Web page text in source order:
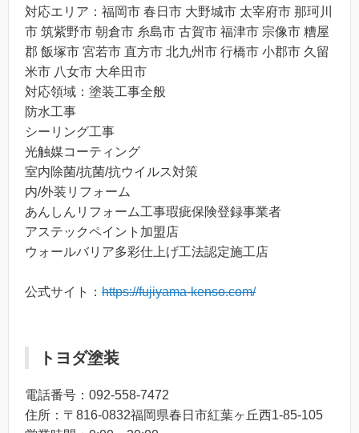
対応エリア：福岡市 春日市 大野城市 太宰府市 那珂川
市 筑紫野市 朝倉市 糸島市 古賀市 福津市 宗像市 糟屋
郡 飯塚市 宮若市 直方市 北九州市 行橋市 小郡市 久留
米市 八女市 大牟田市
対応領域：塗装工事全般
防水工事
シーリング工事
光触媒コーティング
室内除菌/抗菌/抗ウイルス対策
内/外装リフォーム
あんしんリフォーム工事瑕疵保険登録事業者
アステックペイント加盟店
ウォールバリア多彩仕上げ工法認定施工店
公式サイト： https://fujiyama-kenso.com/
トヨダ塗装
電話番号：092-558-7472
住所：〒816-0832福岡県春日市紅葉ヶ丘西1-85-105